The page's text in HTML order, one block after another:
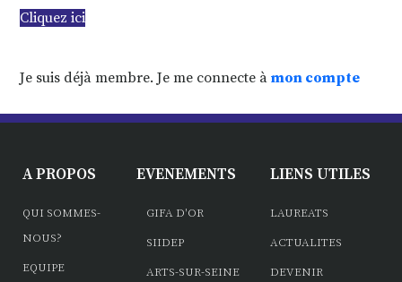
Cliquez ici
Je suis déjà membre. Je me connecte à mon compte
A PROPOS
QUI SOMMES-
NOUS?
EQUIPE
EVENEMENTS
GIFA D'OR
SIIDEP
ARTS-SUR-SEINE
LIENS UTILES
LAUREATS
ACTUALITES
DEVENIR